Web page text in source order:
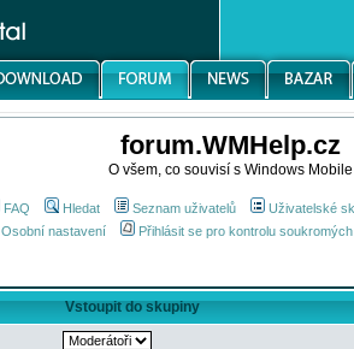
forum.WMHelp.cz
O všem, co souvisí s Windows Mobile
FAQ Hledat Seznam uživatelů Uživatelské
Osobní nastavení
Přihlásit se pro kontrolu
Vstoupit do skupiny